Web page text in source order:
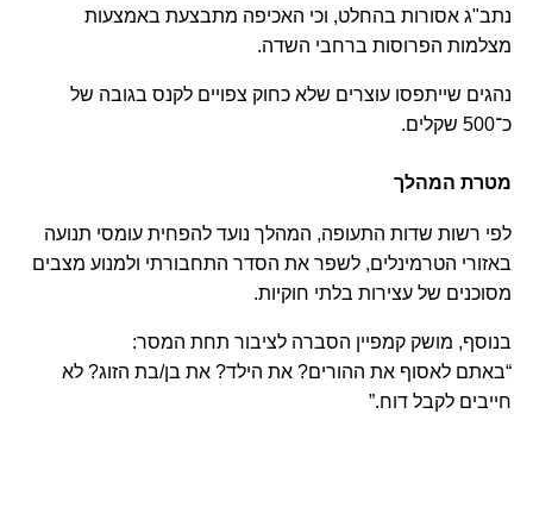
נתב"ג אסורות בהחלט, וכי האכיפה מתבצעת באמצעות
מצלמות הפרוסות ברחבי השדה.
נהגים שייתפסו עוצרים שלא כחוק צפויים לקנס בגובה של
כ־500 שקלים.
מטרת המהלך
מסוכנים של עצירות בלתי חוקיות.
בנוסף, מושק קמפיין הסברה לציבור תחת המסר:
“באתם לאסוף את ההורים? את הילד? את בן/בת הזוג? לא
חייבים לקבל דוח.”